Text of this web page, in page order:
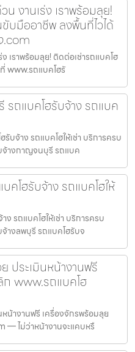
งานเร่ง เราพร้อมลุย!
บมืออาชีพ ลงพื้นที่ไวได้
.com
เราพร้อมลุย! ติดต่อเช่ารถแบคโฮ
www.รถแบคโฮรั
ถแบคโฮรับจ้าง รถแบค
บจ้าง รถแบคโฮให้เช่า บริการครบ
จ้างกาญจนบุรี รถแบค
คโฮรับจ้าง รถแบคโฮให้
รถแบคโฮให้เช่า บริการครบ
างลพบุรี รถแบคโฮรับจ
ประเมินหน้างานฟรี
www.รถแบคโฮ
หน้างานฟรี เครื่องจักรพร้อมลุย
— ไม่ว่าหน้างานจะแคบหรื